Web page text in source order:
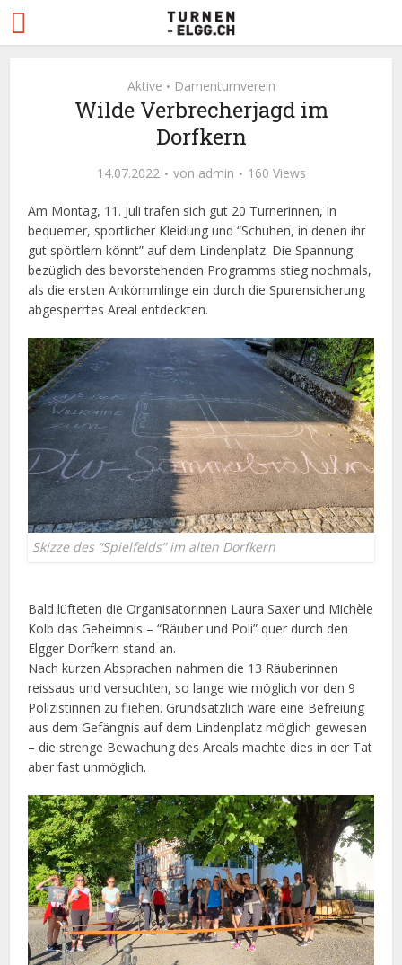
Aktive • Damenturnverein
Wilde Verbrecherjagd im
Dorfkern
14.07.2022 von admin 160 Views
Am Montag, 11. Juli trafen sich gut 20 Turnerinnen, in
bequemer, sportlicher Kleidung und “Schuhen, in denen ihr
gut spörtlern könnt” auf dem Lindenplatz. Die Spannung
bezüglich des bevorstehenden Programms stieg nochmals,
als die ersten Ankömmlinge ein durch die Spurensicherung
abgesperrtes Areal entdeckten.
Skizze des “Spielfelds” im alten Dorfkern
Bald lüfteten die Organisatorinnen Laura Saxer und Michèle
Kolb das Geheimnis – “Räuber und Poli” quer durch den
Elgger Dorfkern stand an.
Nach kurzen Absprachen nahmen die 13 Räuberinnen
reissaus und versuchten, so lange wie möglich vor den 9
Polizistinnen zu fliehen. Grundsätzlich wäre eine Befreiung
aus dem Gefängnis auf dem Lindenplatz möglich gewesen
– die strenge Bewachung des Areals machte dies in der Tat
aber fast unmöglich.